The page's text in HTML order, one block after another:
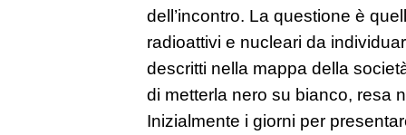
dell’incontro. La questione è
radioattivi e nucleari da
descritti nella mappa della
di metterla nero su bianco, resa
Inizialmente i giorni per